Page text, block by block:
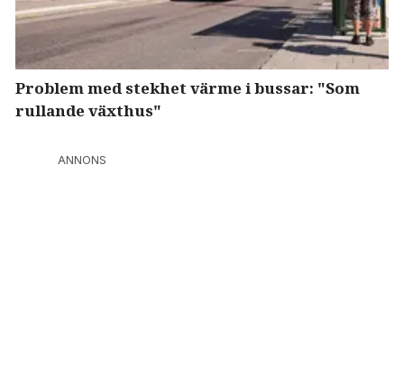
Problem med stekhet värme i bussar: "Som
rullande växthus"
ANNONS